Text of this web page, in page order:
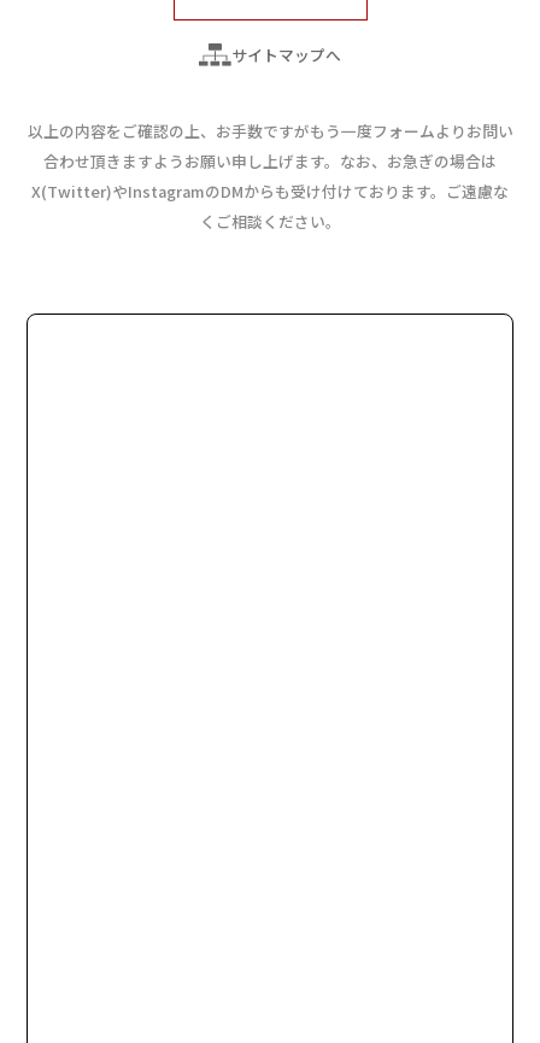
サイトマップへ
以上の内容をご確認の上、お手数ですがもう一度フォームよりお問い
合わせ頂きますようお願い申し上げます。 なお、お急ぎの場合は
X(Twitter)やInstagramのDMからも受け付けております。ご遠慮な
くご相談ください。